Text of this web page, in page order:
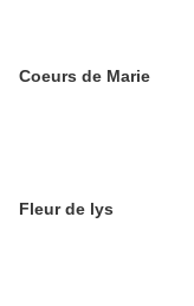
Coeurs de Marie
Fleur de lys